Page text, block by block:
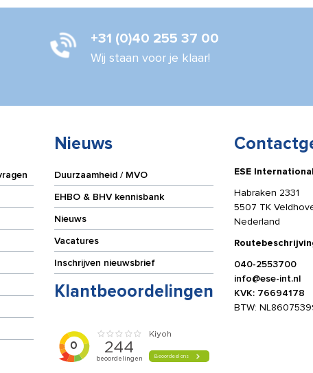
+31 (0)40 255 37 00
Wij staan voor je klaar!
Nieuws
Duurzaamheid / MVO
EHBO & BHV kennisbank
Nieuws
Vacatures
Inschrijven nieuwsbrief
Klantbeoordelingen
ESE International
Habraken 2331
5507 TK
Nederland
040-2553700
info@ese-int.nl
KVK: 76694178
BTW: